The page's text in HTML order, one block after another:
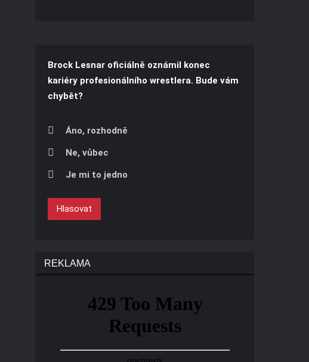
Brock Lesnar oficiálně oznámil konec
kariéry profesionálního wrestlera. Bude vám
chybět?
Áno, rozhodně
Ne, vůbec
Je mi to jedno
Hlasovat
REKLAMA